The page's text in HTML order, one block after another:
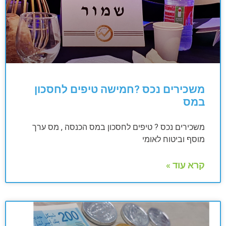
משכירים נכס ?חמישה טיפים לחסכון
במס
משכירים נכס ? טיפים לחסכון במס הכנסה , מס ערך
מוסף וביטוח לאומי
קרא עוד »